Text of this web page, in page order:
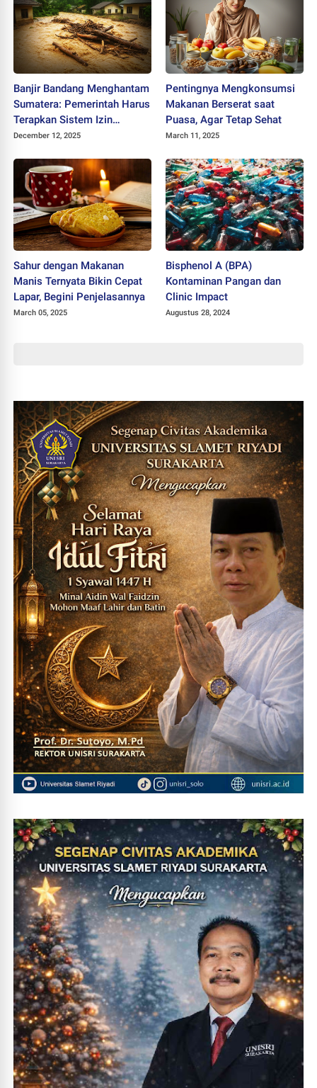
Banjir Bandang Menghantam
Sumatera: Pemerintah Harus
Terapkan Sistem Izin
Berbasis Keamanan SDA dan
December 12, 2025
Pentingnya Mengkonsumsi
Makanan Berserat saat
Puasa, Agar Tetap Sehat
March 11, 2025
Sahur dengan Makanan
Manis Ternyata Bikin Cepat
Lapar, Begini Penjelasannya
March 05, 2025
Bisphenol A (BPA)
Kontaminan Pangan dan
Clinic Impact
Augustus 28, 2024